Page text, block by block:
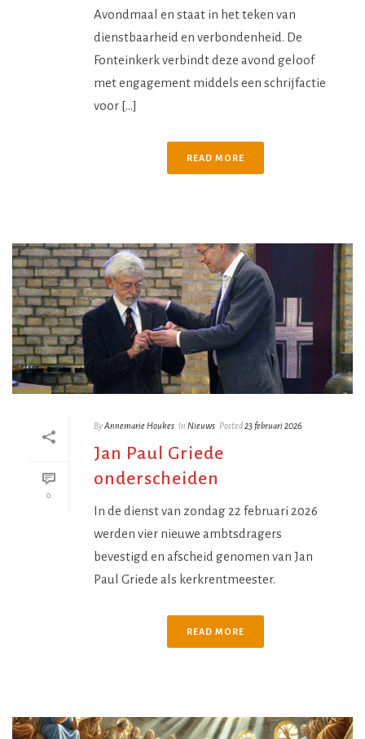
Avondmaal en staat in het teken van
dienstbaarheid en verbondenheid. De
Fonteinkerk verbindt deze avond geloof
met engagement middels een schrijfactie
voor [...]
READ MORE
0
ByAnnemarie Houkes In Nieuws Posted23 februari 2026
Jan Paul Griede
onderscheiden
In de dienst van zondag 22 februari 2026
werden vier nieuwe ambtsdragers
bevestigd en afscheid genomen van Jan
Paul Griede als kerkrentmeester.
READ MORE